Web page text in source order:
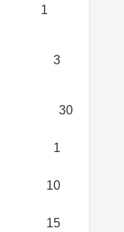
1
3
30
1
10
15